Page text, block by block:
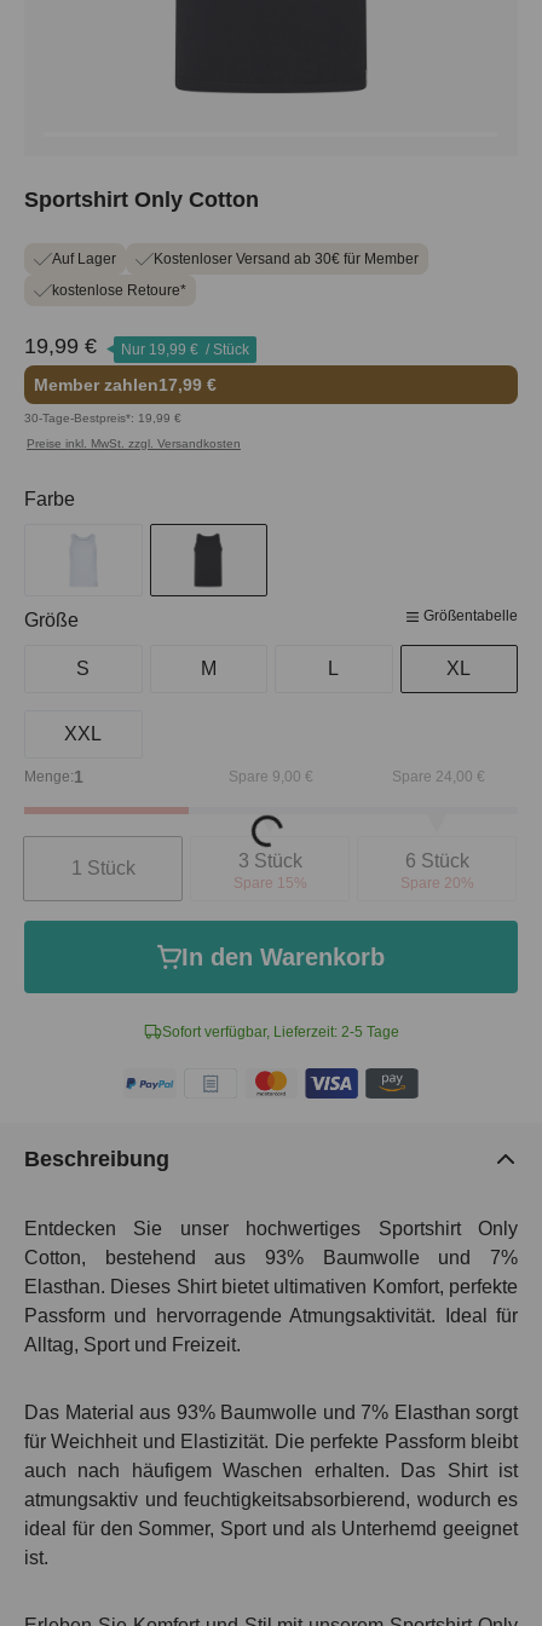
Sportshirt Only Cotton
Auf Lager
Kostenloser Versand ab 30€ für Member
kostenlose Retoure*
19,99 € Nur 19,99 € / Stück
Member zahlen17,99 €
30-Tage-Bestpreis*: 19,99 €
Preise inkl. MwSt. zzgl. Versandkosten
Sofort verfügbar, Lieferzeit: 2-5 Tage
Farbe
Größe Größentabelle
S M L XL
XXL
Loading...
Menge:1 Spare 9,00 € Spare 24,00 €
1 Stück
3 Stück
Spare 15%
6 Stück
Spare 20%
In den Warenkorb
Beschreibung
Entdecken Sie unser hochwertiges Sportshirt Only
Cotton, bestehend aus 93% Baumwolle und 7%
Elasthan. Dieses Shirt bietet ultimativen Komfort, perfekte
Passform und hervorragende Atmungsaktivität. Ideal für
Alltag, Sport und Freizeit.
Das Material aus 93% Baumwolle und 7% Elasthan sorgt
für Weichheit und Elastizität. Die perfekte Passform bleibt
auch nach häufigem Waschen erhalten. Das Shirt ist
atmungsaktiv und feuchtigkeitsabsorbierend, wodurch es
ideal für den Sommer, Sport und als Unterhemd geeignet
ist.